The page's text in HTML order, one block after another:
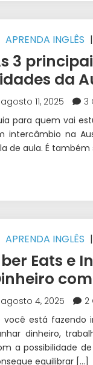
APRENDA INGLÊS |
|
3
da
agosto 11, 2025
3
para quem vai
intercâmbio na
de aula. É
APRENDA INGLÊS |
O
Eats e
agosto 4, 2025
2
você está fazendo
dinheiro,
a possibilidade
equilibrar […]